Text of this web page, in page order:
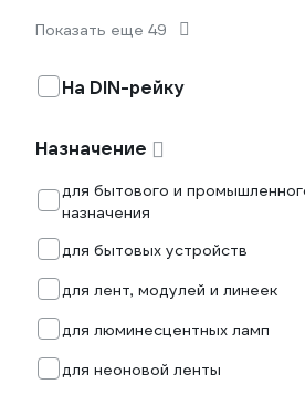
Показать еще 49
На DIN-рейку
Назначение
для бытового и
назначения
для бытовых устройств
для лент, модулей и линеек
для люминесцентных ламп
для неоновой ленты